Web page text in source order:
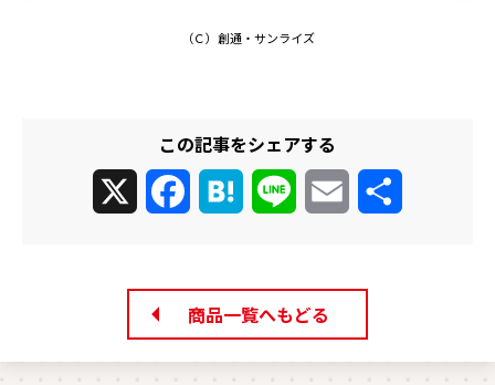
（Ｃ）創通・サンライズ
この記事をシェアする
FacebookHatena Line Email
商品一覧へもどる